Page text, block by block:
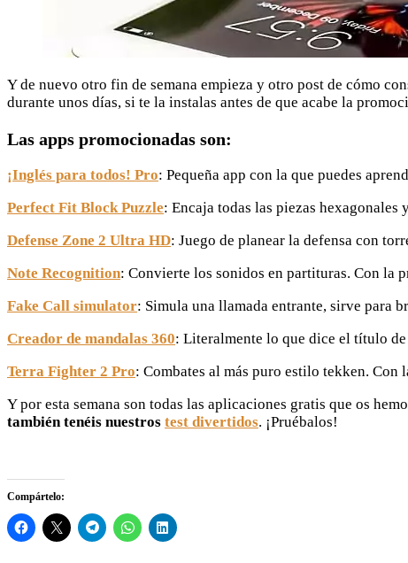
Y de nuevo otro fin de semana empieza y otro post de cómo
durante unos días, si te la instalas antes de que acabe la
Las apps promocionadas son:
¡Inglés para todos! Pro: Pequeña app con la que puedes
Perfect Fit Block Puzzle: Encaja todas las piezas
Defense Zone 2 Ultra HD: Juego de planear la defensa con
Note Recognition: Convierte los sonidos en partituras. Con la
Fake Call simulator: Simula una llamada entrante, sirve para
Creador de mandalas 360: Literalmente lo que dice el título de
Terra Fighter 2 Pro: Combates al más puro estilo tekken. Con
Y por esta semana son todas las aplicaciones gratis que os
también tenéis nuestros test divertidos. ¡Pruébalos!
Compártelo: